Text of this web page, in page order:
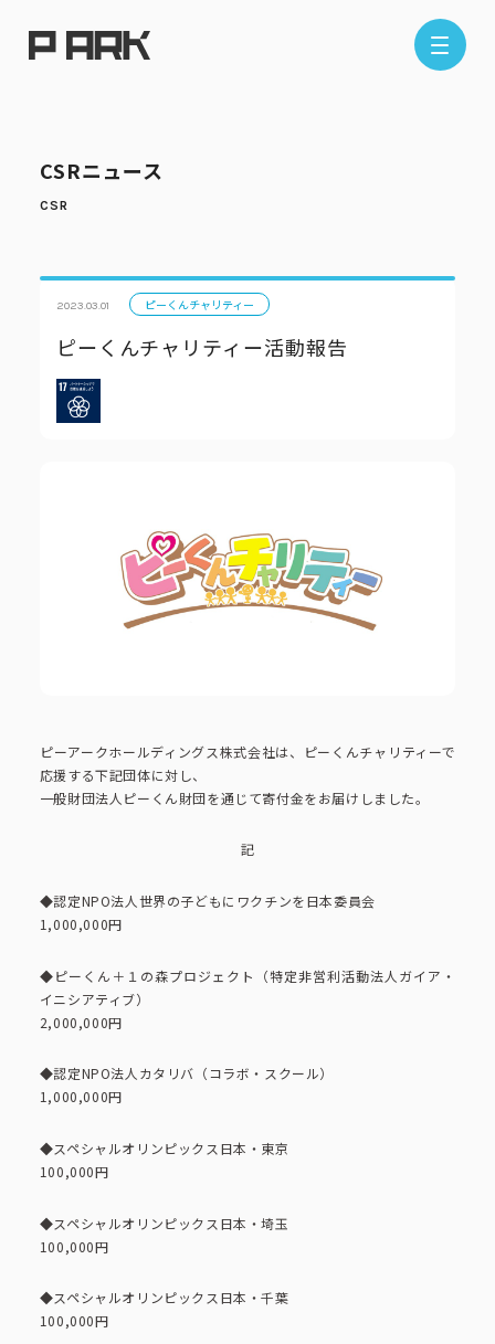
店舗情報
埼玉エリア
ピーアークで楽しむ トップ
パチンコ・スロット
企業情報
ピーアークの歩み
企業・団体向け募集情報
コーポレートブック
CSR活動 トップ
CSR理念
トピックス
採用情報
IR情報
利用規約 プライバシーポリシー
CSRニュース
2023.03.01 ピーくんチャリティー
ピーくんチャリティー活動報告
ピーアークホールディングス株式会社は、ピーくんチャリティーで
応援する下記団体に対し、
一般財団法人ピーくん財団を通じて寄付金をお届けしました。
記
◆認定NPO法人世界の子どもにワクチンを日本委員会
1,000,000円
◆ピーくん＋１の森プロジェクト（特定非営利活動法人ガイア・
イニシアティブ）
2,000,000円
◆認定NPO法人カタリバ（コラボ・スクール）
1,000,000円
◆スペシャルオリンピックス日本・東京
100,000円
◆スペシャルオリンピックス日本・埼玉
100,000円
◆スペシャルオリンピックス日本・千葉
100,000円